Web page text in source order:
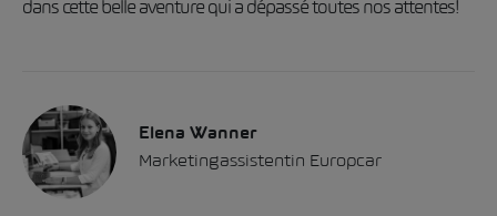
dans cette belle aventure qui a dépassé toutes nos attentes!
Elena Wanner
Marketingassistentin Europcar